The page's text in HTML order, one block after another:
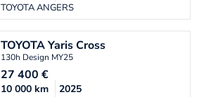
TOYOTA ANGERS
TOYOTAYaris Cross
130h Design MY25
27 400 €
10 000 km 2025